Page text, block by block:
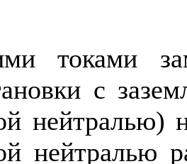
токами
с
нейтралью